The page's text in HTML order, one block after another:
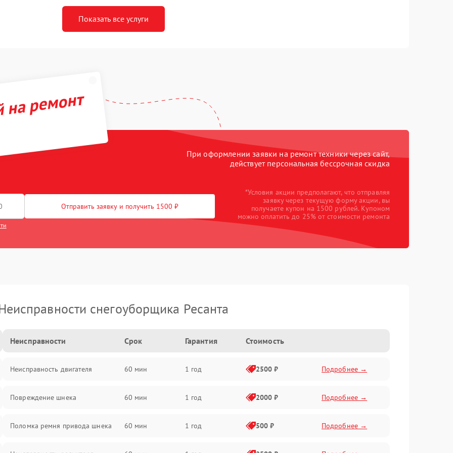
Показать все услуги
ремонт
При оформлении заявки на ремонт техники через сайт,
действует персональная бессрочная скидка
Отправить заявку и получить 1500 ₽
*Условия акции предполагают, что отправляя
заявку через текущую форму акции, вы
получаете купон на 1500 рублей. Купоном
можно оплатить до 25% от стоимости ремонта
снегоуборщика Ресанта
Неисправности Срок Гарантия Стоимость
Неисправность двигателя 60 мин 1 год 2500 ₽ Подробнее →
Повреждение шнека 60 мин 1 год 2000 ₽ Подробнее →
Поломка ремня привода шнека 60 мин 1 год 500 ₽ Подробнее →